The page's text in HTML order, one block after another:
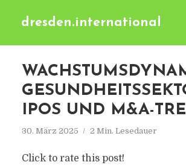
dresden.international
IPOS UND M&A-
30. März 2025 2 Min. Lesedauer
Click to rate this post!